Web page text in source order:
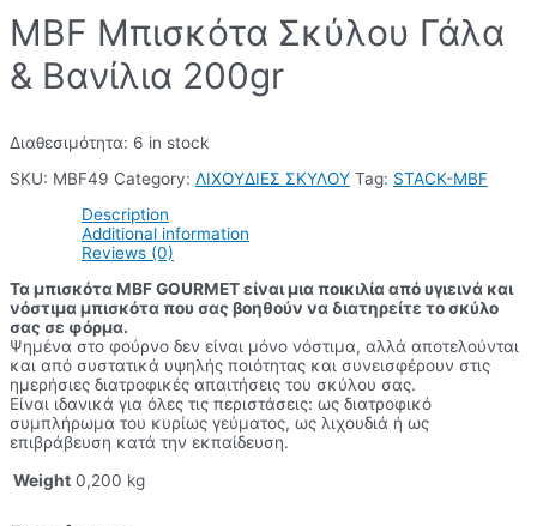
MBF Μπισκότα Σκύλου Γάλα
& Βανίλια 200gr
Διαθεσιμότητα: 6 in stock
SKU: MBF49 Category: ΛΙΧΟΥΔΙΕΣ ΣΚΥΛΟΥ Tag: STACK-MBF
Description
Additional information
Reviews (0)
Τα μπισκότα MBF GOURMET είναι μια ποικιλία από υγιεινά και
νόστιμα μπισκότα που σας βοηθούν να διατηρείτε το σκύλο
σας σε φόρμα.
Ψημένα στο φούρνο δεν είναι μόνο νόστιμα, αλλά αποτελούνται
και από συστατικά υψηλής ποιότητας και συνεισφέρουν στις
ημερήσιες διατροφικές απαιτήσεις του σκύλου σας.
Είναι ιδανικά για όλες τις περιστάσεις: ως διατροφικό
συμπλήρωμα του κυρίως γεύματος, ως λιχουδιά ή ως
επιβράβευση κατά την εκπαίδευση.
Weight 0,200 kg